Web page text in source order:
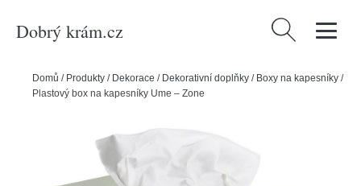
Dobrý krám.cz Vyhledávání
Domů / Produkty / Dekorace / Dekorativní doplňky / Boxy na kapesníky /
Plastový box na kapesníky Ume – Zone